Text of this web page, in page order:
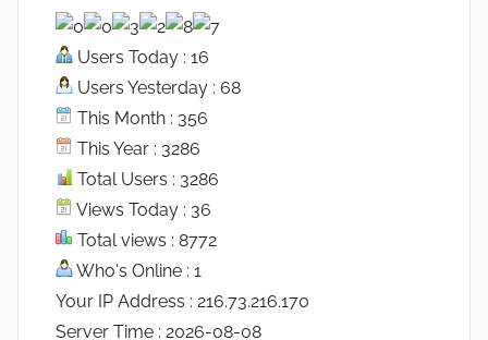
Users Today : 16
Users Yesterday : 68
This Month : 356
This Year : 3286
Total Users : 3286
Views Today : 36
Total views : 8772
Who's Online : 1
Your IP Address : 216.73.216.170
Server Time : 2026-08-08